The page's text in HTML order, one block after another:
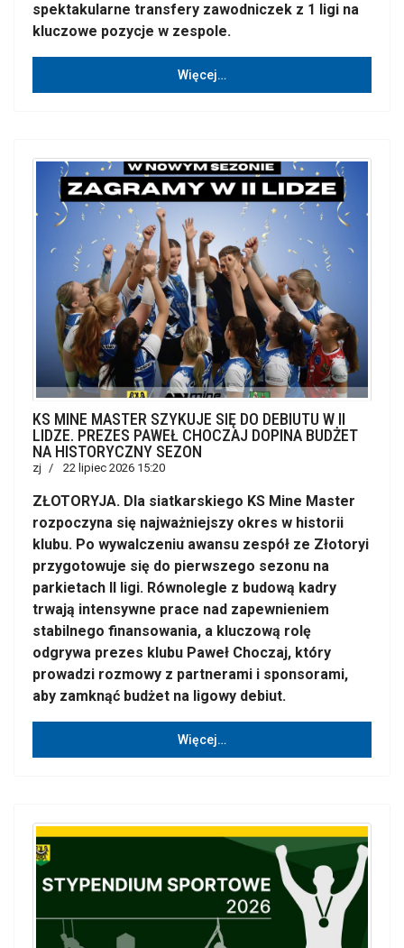
spektakularne transfery zawodniczek z 1 ligi na
kluczowe pozycje w zespole.
Więcej…
KS MINE MASTER SZYKUJE SIĘ DO DEBIUTU W II
LIDZE. PREZES PAWEŁ CHOCZAJ DOPINA BUDŻET
NA HISTORYCZNY SEZON
zj 22 lipiec 2026 15:20
ZŁOTORYJA. Dla siatkarskiego KS Mine Master
rozpoczyna się najważniejszy okres w historii
klubu. Po wywalczeniu awansu zespół ze Złotoryi
przygotowuje się do pierwszego sezonu na
parkietach II ligi. Równolegle z budową kadry
trwają intensywne prace nad zapewnieniem
stabilnego finansowania, a kluczową rolę
odgrywa prezes klubu Paweł Choczaj, który
prowadzi rozmowy z partnerami i sponsorami,
aby zamknąć budżet na ligowy debiut.
Więcej…